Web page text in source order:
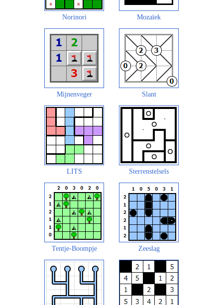
Norinori Mozaïek
Mijnenveger Slant
LITS Sterrenstelsels
Tentje-Boompje Zeeslag